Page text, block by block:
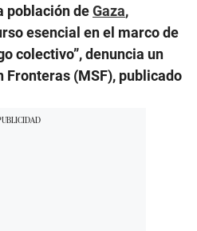
población deGaza,
esencial en el marco de
colectivo”, denuncia un
Fronteras (MSF), publicado